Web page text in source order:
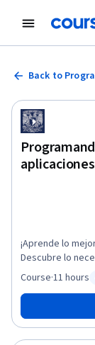
Back to
¡Aprende lo
Descubre lo
de una forma sencilla,
practicarás la
Course·11 hours